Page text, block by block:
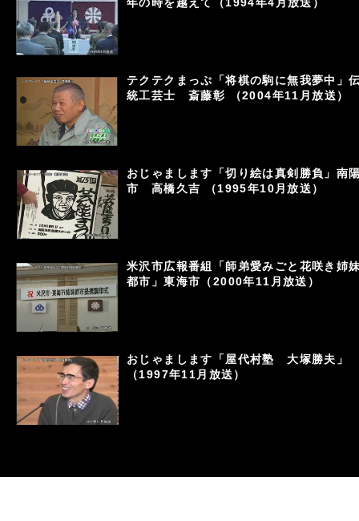
テクテクまっぷ「将棋の駒に無我夢中」
統工芸士 斎藤彰 （2004年11月放送）
おじゃまします「切り絵は真剣勝負」南
市 高橋久吉 （1995年10月放送）
米沢市広報番組「師弟愛みごと花咲き姉
都市」東海市（2000年11月放送）
おじゃまします「屋代村塾 大塚勝夫」
（1997年11月放送）